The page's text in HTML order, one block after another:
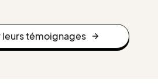
témoignages